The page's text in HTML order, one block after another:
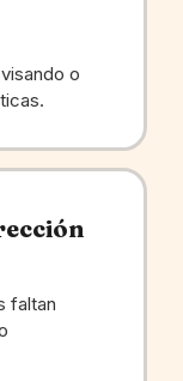
o
faltan